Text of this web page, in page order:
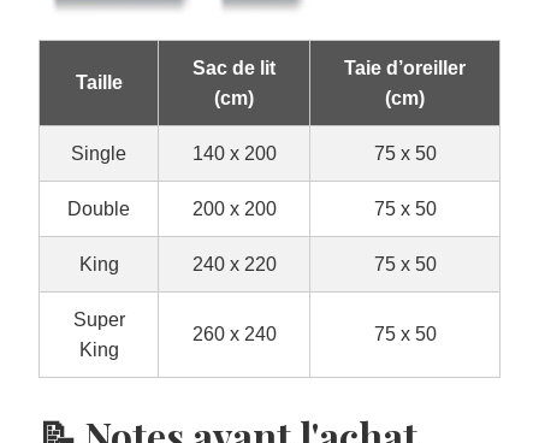
Taille
Sac de lit
(cm)
Taie d’oreiller
(cm)
Single 140 x 200 75 x 50
Double 200 x 200 75 x 50
King 240 x 220 75 x 50
Super
King
260 x 240 75 x 50